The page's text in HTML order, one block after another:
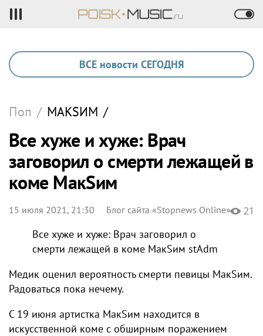
ВСЕ новости СЕГОДНЯ
Поп / МАКSИМ /
Все хуже и хуже: Врач
заговорил о смерти лежащей в
коме МакSим
15 июля 2021, 21:30 Блог сайта «Stopnews Online» 21
Все хуже и хуже: Врач заговорил о
смерти лежащей в коме МакSим stAdm
Медик оценил вероятность смерти певицы МакSим.
Радоваться пока нечему.
С 19 июня артистка МакSим находится в
искусственной коме с обширным поражением